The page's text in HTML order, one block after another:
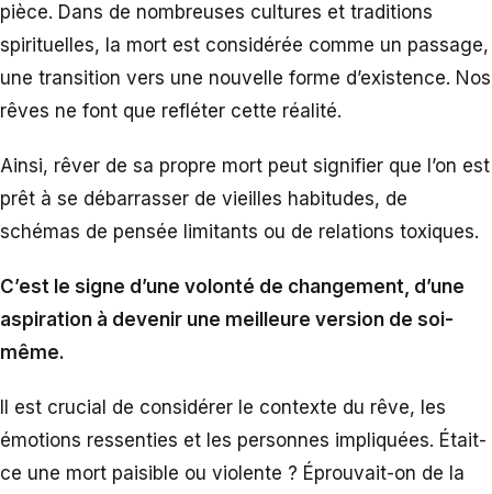
pièce. Dans de nombreuses cultures et traditions
spirituelles, la mort est considérée comme un passage,
une transition vers une nouvelle forme d’existence. Nos
rêves ne font que refléter cette réalité.
Ainsi, rêver de sa propre mort peut signifier que l’on est
prêt à se débarrasser de vieilles habitudes, de
schémas de pensée limitants ou de relations toxiques.
C’est le signe d’une volonté de changement, d’une
aspiration à devenir une meilleure version de soi-
même.
Il est crucial de considérer le contexte du rêve, les
émotions ressenties et les personnes impliquées. Était-
ce une mort paisible ou violente ? Éprouvait-on de la